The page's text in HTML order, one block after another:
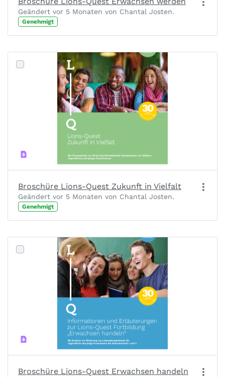
Geändert vor 5 Monaten von Chantal Josten.
Genehmigt
Broschüre Lions-Quest Zukunft in Vielfalt
Geändert vor 5 Monaten von Chantal Josten.
Genehmigt
Broschüre Lions-Quest Erwachsen handeln